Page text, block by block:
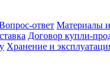
ответ Материалы и
Договор купли-
Хранение и